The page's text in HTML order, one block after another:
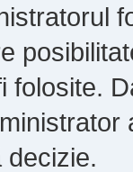
folosite.
decizie.